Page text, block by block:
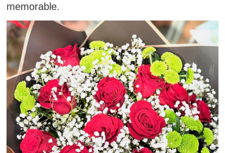
memorable.